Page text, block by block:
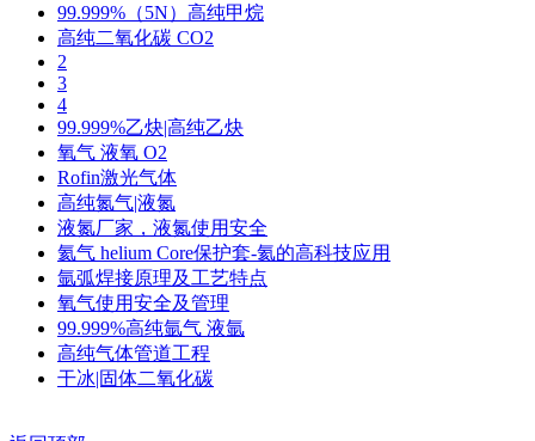
99.999%（5N）高纯甲烷
高纯二氧化碳 CO2
2
3
4
99.999%乙炔|高纯乙炔
氧气 液氧 O2
Rofin激光气体
高纯氮气|液氮
液氮厂家，液氮使用安全
氦气 helium Core保护套-氦的高科技应用
氩弧焊接原理及工艺特点
氧气使用安全及管理
99.999%高纯氩气 液氩
高纯气体管道工程
干冰|固体二氧化碳